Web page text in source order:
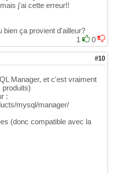
j'ai cette erreur!!
bien ça provient d'ailleur?
1
0
#10
Manager, et c'est vraiment
:
mysql/manager/
(donc compatible avec la